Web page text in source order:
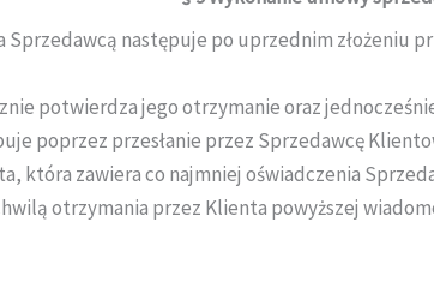
następuje po uprzednim złożeniu
potwierdza jego otrzymanie oraz
poprzez przesłanie przez Sprzedawcę
która zawiera co najmniej oświadczenia
otrzymania przez Klienta powyższej